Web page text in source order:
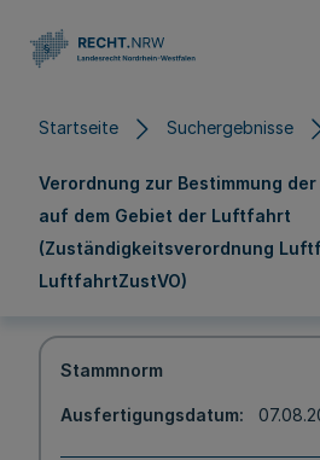
Startseite Suchergebnisse
Verordnung zur Bestimmung
auf dem Gebiet der Luftfahrt
(Zuständigkeitsverordnung
LuftfahrtZustVO)
Stammnorm
Ausfertigungsdatum